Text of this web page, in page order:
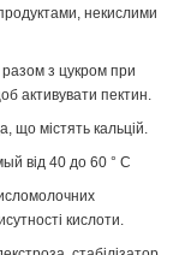
некислими
разом з цукром при
активувати пектин.
що містять кальцій.
від 40 до 60 ° С
кислоти.